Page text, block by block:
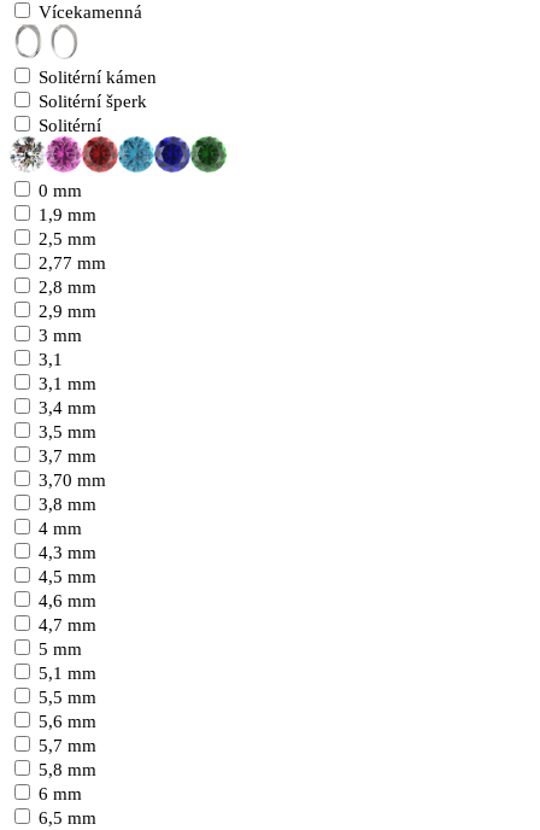
Vícekamenná
Solitérní kámen
Solitérní šperk
Solitérní
0 mm
1,9 mm
2,5 mm
2,77 mm
2,8 mm
2,9 mm
3 mm
3,1
3,1 mm
3,4 mm
3,5 mm
3,7 mm
3,70 mm
3,8 mm
4 mm
4,3 mm
4,5 mm
4,6 mm
4,7 mm
5 mm
5,1 mm
5,5 mm
5,6 mm
5,7 mm
5,8 mm
6 mm
6,5 mm